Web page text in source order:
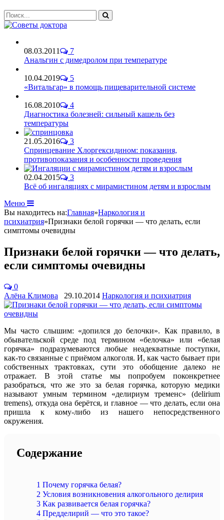
08.03.2011
7
Анальгин с димедролом при температуре
10.04.2019
5
«Витальгар» в помощь пищеварительной системе
16.08.2010
4
Диагностика болезней: сильный кашель без
температуры
21.05.2016
3
Спринцевание Хлоргексидином: показания,
противопоказания и особенности проведения
02.04.2015
3
Всё об ингаляциях с мирамистином детям и взрослым
Меню
Вы находитесь на:Главная»Наркология и
психиатрия»Признаки белой горячки — что делать, если
симптомы очевидны
Признаки белой горячки — что делать,
если симптомы очевидны
0
Алёна Климова
29.10.2014 Наркология и психиатрия
Мы часто слышим: «допился до белочки». Как правило, в
обывательской среде под термином «белочка» или «белая
горячка» подразумеваются любые неадекватные поступки,
как-то связанные с приёмом алкоголя. И, как часто бывает при
собственных трактовках, сути это обобщение далеко не
отражает. В этой статье мы попробуем поконкретнее
разобраться, что же это за белая горячка, которую медики
называют умным термином «делириум тременс» (delirium
tremens), откуда она берётся, и главное — что делать, если она
пришла к кому-либо из нашего непосредственного
окружения.
Содержание
1 Почему горячка белая?
2 Условия возникновения алкогольного делирия
3 Как развивается белая горячка?
4 Предделирий — что это такое?